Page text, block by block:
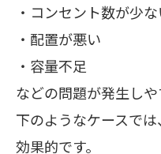
・コンセント数が少
・配置が悪い
・容量不足
などの問題が発生し
下のようなケースで
効果的です。